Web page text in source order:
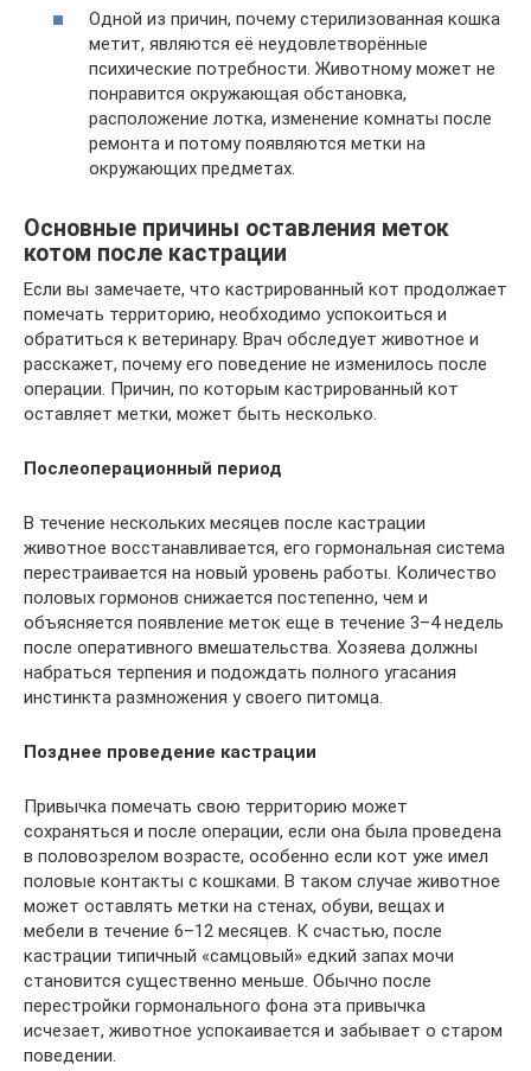
Одной из причин, почему стерилизованная кошка
метит, являются её неудовлетворённые
психические потребности. Животному может не
понравится окружающая обстановка,
расположение лотка, изменение комнаты после
ремонта и потому появляются метки на
окружающих предметах.
Основные причины оставления меток
котом после кастрации
Если вы замечаете, что кастрированный кот продолжает
помечать территорию, необходимо успокоиться и
обратиться к ветеринару. Врач обследует животное и
расскажет, почему его поведение не изменилось после
операции. Причин, по которым кастрированный кот
оставляет метки, может быть несколько.
Послеоперационный период
В течение нескольких месяцев после кастрации
животное восстанавливается, его гормональная система
перестраивается на новый уровень работы. Количество
половых гормонов снижается постепенно, чем и
объясняется появление меток еще в течение 3–4 недель
после оперативного вмешательства. Хозяева должны
набраться терпения и подождать полного угасания
инстинкта размножения у своего питомца.
Позднее проведение кастрации
Привычка помечать свою территорию может
сохраняться и после операции, если она была проведена
в половозрелом возрасте, особенно если кот уже имел
половые контакты с кошками. В таком случае животное
может оставлять метки на стенах, обуви, вещах и
мебели в течение 6–12 месяцев. К счастью, после
кастрации типичный «самцовый» едкий запах мочи
становится существенно меньше. Обычно после
перестройки гормонального фона эта привычка
исчезает, животное успокаивается и забывает о старом
поведении.